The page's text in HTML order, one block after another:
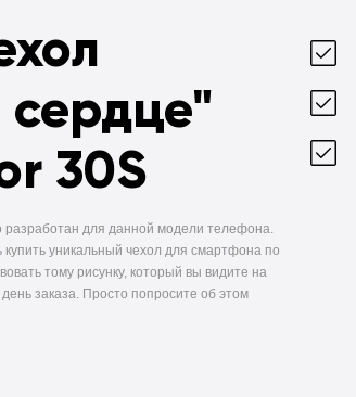
30S
разработан для данной модели телефона.
уникальный чехол для смартфона по
тому рисунку, который вы видите на
заказа. Просто попросите об этом